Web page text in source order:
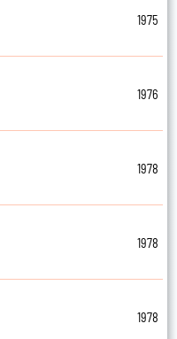
1975
1976
1978
1978
1978